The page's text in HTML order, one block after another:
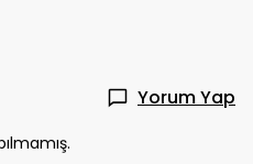
Yorum Yap